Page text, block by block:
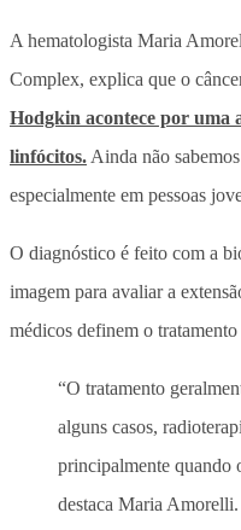
A hematologista Maria
Complex, explica que o
Hodgkin acontece por uma
linfócitos. Ainda não
especialmente em pessoas
O diagnóstico é feito com a
imagem para avaliar a
médicos definem o
“O tratamento
alguns casos,
principalmente quando
destaca Maria